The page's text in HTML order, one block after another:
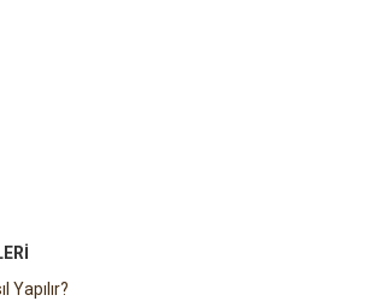
Yapılır?